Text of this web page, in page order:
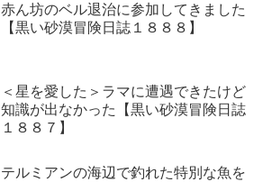
赤ん坊のベル退治に参加してきました
【黒い砂漠冒険日誌１８８８】
＜星を愛した＞ラマに遭遇できたけど
知識が出なかった【黒い砂漠冒険日誌
１８８７】
テルミアンの海辺で釣れた特別な魚を